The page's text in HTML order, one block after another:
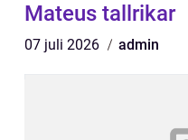
Mateus tallrikar
07 juli 2026 admin